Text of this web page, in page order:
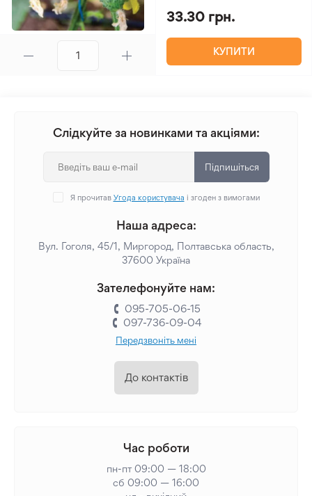
33.30 грн.
КУПИТИ
Слідкуйте за новинками та акціями:
Підпишіться
Я прочитав Угода користувача і згоден з вимогами
Наша адреса:
Вул. Гоголя, 45/1, Миргород, Полтавська область,
37600 Україна
Зателефонуйте нам:
095-705-06-15
097-736-09-04
Передзвоніть мені
До контактів
Час роботи
пн-пт 09:00 — 18:00
сб 09:00 — 16:00